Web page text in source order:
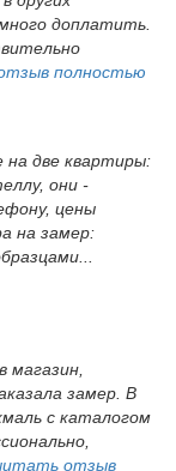
доплатить.
полностью
две квартиры:
они -
цены
на замер:
магазин,
замер. В
с каталогом
отзыв